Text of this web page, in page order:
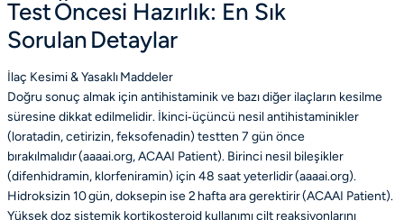
Test Öncesi Hazırlık: En Sık
Sorulan Detaylar
İlaç Kesimi & Yasaklı Maddeler
Doğru sonuç almak için antihistaminik ve bazı diğer ilaçların kesilme
süresine dikkat edilmelidir. İkinci‑üçüncü nesil antihistaminikler
(loratadin, cetirizin, feksofenadin) testten 7 gün önce
bırakılmalıdır (aaaai.org, ACAAI Patient). Birinci nesil bileşikler
(difenhidramin, klorfeniramin) için 48 saat yeterlidir (aaaai.org).
Hidroksizin 10 gün, doksepin ise 2 hafta ara gerektirir (ACAAI Patient).
Yüksek doz sistemik kortikosteroid kullanımı cilt reaksiyonlarını